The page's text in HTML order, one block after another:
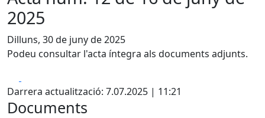
2025
Dilluns, 30 de juny de 2025
Podeu consultar l'acta íntegra als documents adjunts.
Darrera actualització: 7.07.2025 | 11:21
Documents